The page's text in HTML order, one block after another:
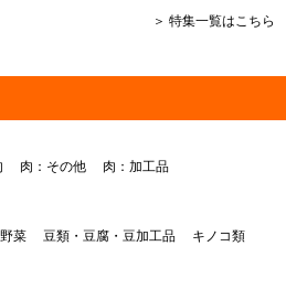
＞ 特集一覧はこちら
肉：その他 肉：加工品
菜 豆類・豆腐・豆加工品
キノコ類